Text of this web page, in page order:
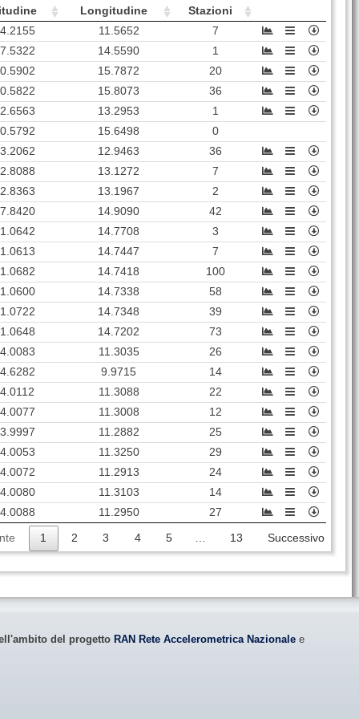
Longitudine
Stazioni
11.5652
7
14.5590
1
15.7872
20
15.8073
36
13.2953
1
15.6498
0
12.9463
36
13.1272
7
13.1967
2
14.9090
42
14.7708
3
14.7447
7
14.7418
100
14.7338
58
14.7348
39
14.7202
73
11.3035
26
9.9715
14
11.3088
22
11.3008
12
11.2882
25
11.3250
29
11.2913
24
11.3103
14
11.2950 27
1 2 3 4 5 13 Successivo
del progetto RAN Rete Accelerometrica Nazionale e